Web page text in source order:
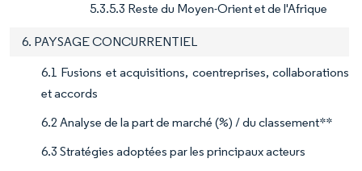
5.3.5.3 Reste du Moyen-Orient et de l'Afrique
6. PAYSAGE CONCURRENTIEL
6.1 Fusions et acquisitions, coentreprises, collaborations
et accords
6.2 Analyse de la part de marché (%) / du classement**
6.3 Stratégies adoptées par les principaux acteurs